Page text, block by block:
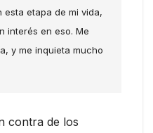
esta etapa de mi vida,
interés en eso. Me
y me inquieta mucho
contra de los